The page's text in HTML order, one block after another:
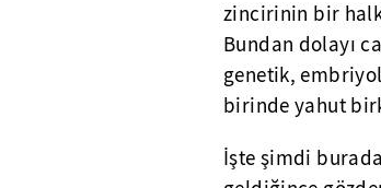
zincirinin bir
Bundan dolayı
genetik,
birinde yahut
İşte şimdi